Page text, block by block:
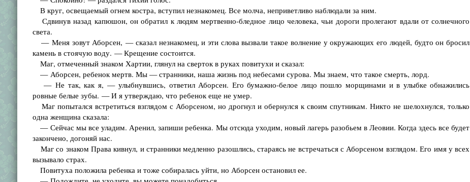
В круг, освещаемый огнем костра, вступил незнакомец. Все молча, неприветливо наблюдали за ним.
Сдвинув назад капюшон, он обратил к людям мертвенно-бледное лицо человека, чьи дороги пролегают вдали от солнечного
света.
— Меня зовут Аборсен, — сказал незнакомец, и эти слова вызвали такое волнение у окружающих его людей, будто он бросил
камень в стоячую воду. — Крещение состоится.
Маг, отмеченный знаком Хартии, глянул на сверток в руках повитухи и сказал:
— Аборсен, ребенок мертв. Мы — странники, наша жизнь под небесами сурова. Мы знаем, что такое смерть, лорд.
— Не так, как я, — улыбнувшись, ответил Аборсен. Его бумажно-белое лицо пошло морщинами и в улыбке обнажились
ровные белые зубы. — И я утверждаю, что ребенок еще не умер.
Маг попытался встретиться взглядом с Аборсеном, но дрогнул и обернулся к своим спутникам. Никто не шелохнулся, только
одна женщина сказала:
— Сейчас мы все уладим. Аренил, запиши ребенка. Мы отсюда уходим, новый лагерь разобьем в Леовии. Когда здесь все будет
закончено, догоняй нас.
Маг со знаком Права кивнул, и странники медленно разошлись, стараясь не встречаться с Аборсеном взглядом. Его имя у всех
вызывало страх.
Повитуха положила ребенка и тоже собиралась уйти, но Аборсен остановил ее.